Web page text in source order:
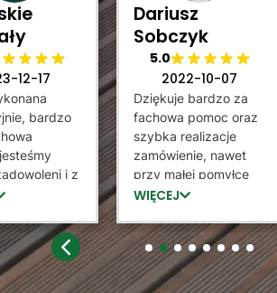
12-17
bardzo
i z
Góralskie
Dariusz
Sobczyk
5.0
2022-10-07
Dziękuje bardzo za
fachowa pomoc oraz
szybka realizacje
zamówienie, nawet
przy małej pomyłce
sprzedający staną na
dokonał wymiany.
Lamele dobrej jakości,
serdecznie polecam :)
WIĘCEJ
1 2 3 4 5 6 7 8